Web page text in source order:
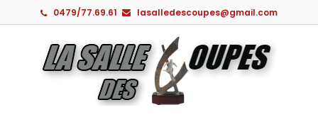
0479/77.69.61 lasalledescoupes@gmail.com